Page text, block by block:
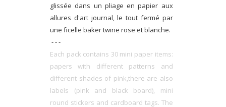
glissée dans un pliage en papier aux
allures d'art journal, le tout fermé par
une ficelle baker twine rose et blanche.
- - -
Each pack contains 30 mini paper items:
papers with different patterns and
different shades of pink,there are also
labels (pink and black board), mini
round stickers and cardboard tags. The